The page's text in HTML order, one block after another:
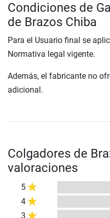
Condiciones de
de Brazos Chiba
Para el Usuario final se
Normativa legal vigente.
Además, el fabricante no
adicional.
Colgadores de
valoraciones
5
4
3